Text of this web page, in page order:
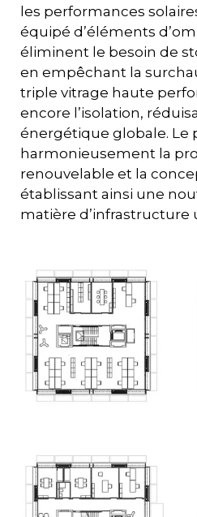
les performances
équipé d’éléments
éliminent le besoin de
en empêchant la
triple vitrage haute
encore l’isolation,
énergétique globale. Le
harmonieusement la
renouvelable et la
établissant ainsi une
matière d’infrastructure